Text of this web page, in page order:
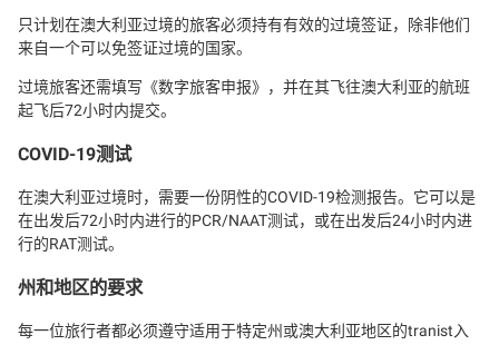
只计划在澳大利亚过境的旅客必须持有有效的过境签证，除非他们
来自一个可以免签证过境的国家。
过境旅客还需填写《数字旅客申报》，并在其飞往澳大利亚的航班
起飞后72小时内提交。
COVID-19测试
在澳大利亚过境时，需要一份阴性的COVID-19检测报告。它可以是
在出发后72小时内进行的PCR/NAAT测试，或在出发后24小时内进
行的RAT测试。
州和地区的要求
每一位旅行者都必须遵守适用于特定州或澳大利亚地区的tranist入